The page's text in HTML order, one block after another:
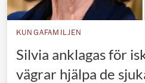
KUNGAFAMILJEN
Silvia anklagas för
vägrar hjälpa de